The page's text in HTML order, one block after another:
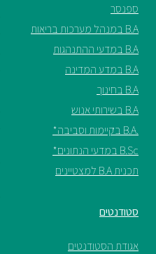
ספנסר
B.A במנהל מערכות בריאות
B.A במדעי ההתנהגות
B.A במדע המדינה
B.A בחינוך
B.A בשירותי אנוש
.B.A בקיימות וסביבה*
B.Sc במדעי הנתונים*
תכנית B.A למצטיינים
סטודנטים
אגודת הסטודנטים